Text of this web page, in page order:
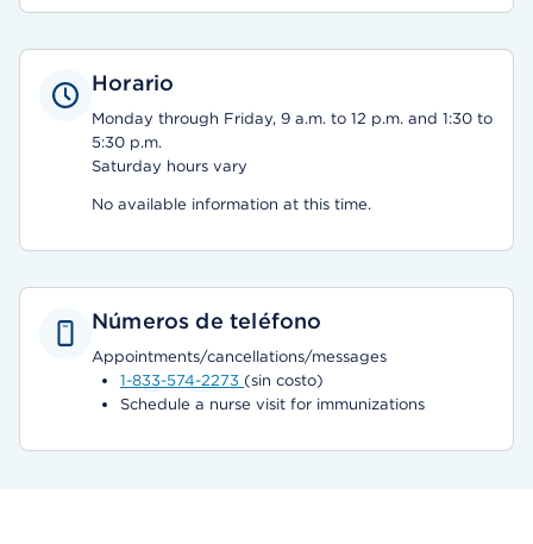
Horario
Monday through Friday, 9 a.m. to 12 p.m. and 1:30 to
5:30 p.m.
Saturday hours vary
No available information at this time.
Números de teléfono
Appointments/cancellations/messages
1-833-574-2273 (sin costo)
Schedule a nurse visit for immunizations